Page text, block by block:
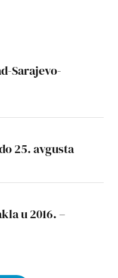
Sarajevo-
25. avgusta
u 2016. –